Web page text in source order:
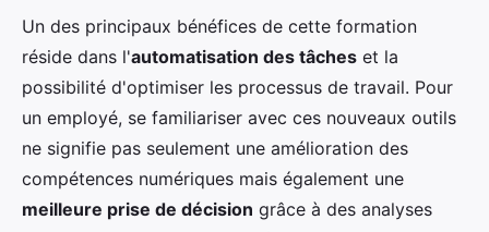
Un des principaux bénéfices de cette formation
réside dans l'automatisation des tâches et la
possibilité d'optimiser les processus de travail. Pour
un employé, se familiariser avec ces nouveaux outils
ne signifie pas seulement une amélioration des
compétences numériques mais également une
meilleure prise de décision grâce à des analyses